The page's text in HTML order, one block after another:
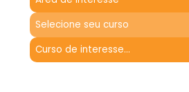
Selecione seu curso